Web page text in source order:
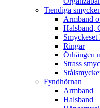
Trendiga smycken
Armband
Halsband,
Ringar
Örhängen
Strass
Fyndhörnan
Armband
Halsband